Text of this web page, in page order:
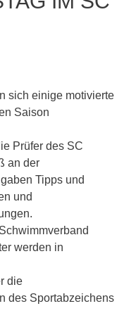
sich einige motivierte
Saison
Prüfer des SC
an der
Tipps und
und
werden in
die
des Sportabzeichens